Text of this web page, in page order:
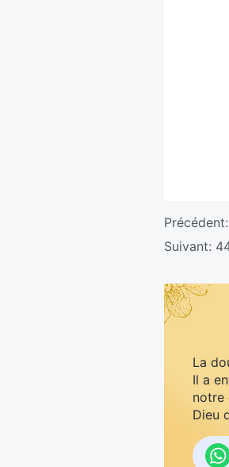
Précédent:
Suivant:
La
Il a
notre
Dieu